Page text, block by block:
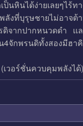
ป็นหินได้ง่ายเลยๆไร้
ลังที่บุรุษ​ชายไม่อาจต้
จากปากหนวดดำ เ
กพรนดิทั้งสองมีฮาคิที่
วอร์ชั่นควบคุมพลังได้)​